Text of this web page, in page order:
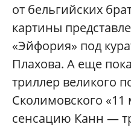
от бельгийских
картины
«Эйфория» под
Плахова. А еще
триллер великого
Сколимовского
сенсацию Канн —